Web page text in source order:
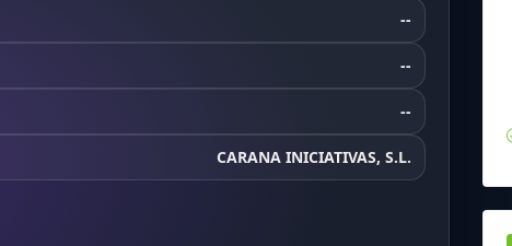
--
--
--
CARANA INICIATIVAS, S.L.